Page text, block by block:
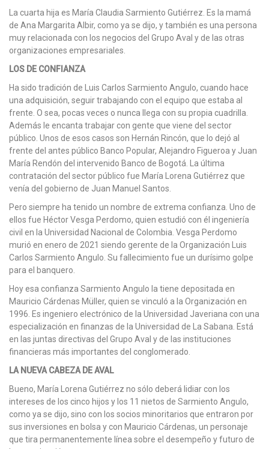
La cuarta hija es María Claudia Sarmiento Gutiérrez. Es la mamá
de Ana Margarita Albir, como ya se dijo, y también es una persona
muy relacionada con los negocios del Grupo Aval y de las otras
organizaciones empresariales.
LOS DE CONFIANZA
Ha sido tradición de Luis Carlos Sarmiento Angulo, cuando hace
una adquisición, seguir trabajando con el equipo que estaba al
frente. O sea, pocas veces o nunca llega con su propia cuadrilla.
Además le encanta trabajar con gente que viene del sector
público. Unos de esos casos son Hernán Rincón, que lo dejó al
frente del antes público Banco Popular, Alejandro Figueroa y Juan
María Rendón del intervenido Banco de Bogotá. La última
contratación del sector público fue María Lorena Gutiérrez que
venía del gobierno de Juan Manuel Santos.
Pero siempre ha tenido un nombre de extrema confianza. Uno de
ellos fue Héctor Vesga Perdomo, quien estudió con él ingeniería
civil en la Universidad Nacional de Colombia. Vesga Perdomo
murió en enero de 2021 siendo gerente de la Organización Luis
Carlos Sarmiento Angulo. Su fallecimiento fue un durísimo golpe
para el banquero.
Hoy esa confianza Sarmiento Angulo la tiene depositada en
Mauricio Cárdenas Müller, quien se vinculó a la Organización en
1996. Es ingeniero electrónico de la Universidad Javeriana con una
especialización en finanzas de la Universidad de La Sabana. Está
en las juntas directivas del Grupo Aval y de las instituciones
financieras más importantes del conglomerado.
LA NUEVA CABEZA DE AVAL
Bueno, María Lorena Gutiérrez no sólo deberá lidiar con los
intereses de los cinco hijos y los 11 nietos de Sarmiento Angulo,
como ya se dijo, sino con los socios minoritarios que entraron por
sus inversiones en bolsa y con Mauricio Cárdenas, un personaje
que tira permanentemente línea sobre el desempeño y futuro de